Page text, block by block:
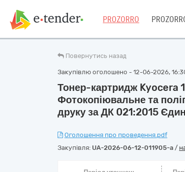
PROZORRO
Повернутись назад
Закупівлю оголошено - 12-06-2026,
Тонер-картридж Kyocera
Фотокопіювальне та
друку за ДК 021:2015
Оголошення про проведення.pdf
Закупівля: UA-2026-06-12-011905-a /